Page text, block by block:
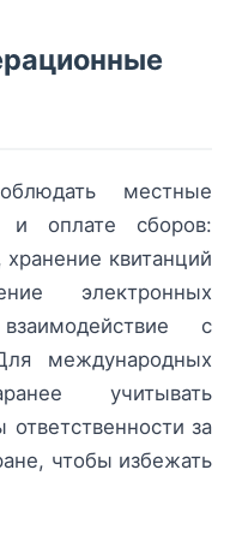
местные
и оплате сборов:
хранение квитанций
электронных
с
международных
учитывать
за
чтобы избежать